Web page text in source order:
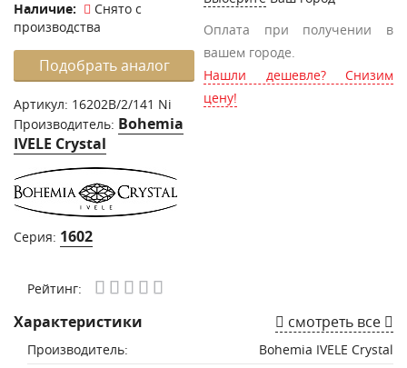
Наличие:
Снято с
производства
Подобрать аналог
Артикул: 16202B/2/141 Ni
Производитель: Bohemia
IVELE Crystal
Серия: 1602
Оплата при получении в
вашем городе.
Нашли дешевле? Снизим
цену!
Рейтинг:
Характеристики смотреть все
Производитель:
Bohemia IVELE Crystal